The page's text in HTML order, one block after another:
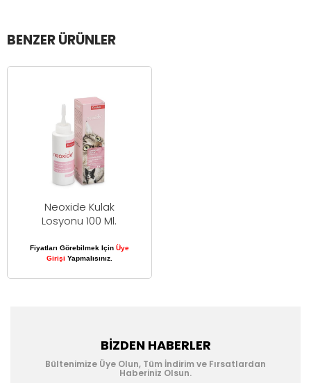
BENZER ÜRÜNLER
Neoxide Kulak
Losyonu 100 Ml.
Fiyatları Görebilmek Için Üye
Girişi Yapmalısınız.
BIZDEN HABERLER
Bültenimize Üye Olun, Tüm İndirim ve Fırsatlardan
Haberiniz Olsun.